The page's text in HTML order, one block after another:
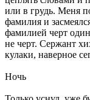
или в грудь. Меня
фамилия и
фамилией черт
не черт. Сержант
кулаки, наверное
Ночь